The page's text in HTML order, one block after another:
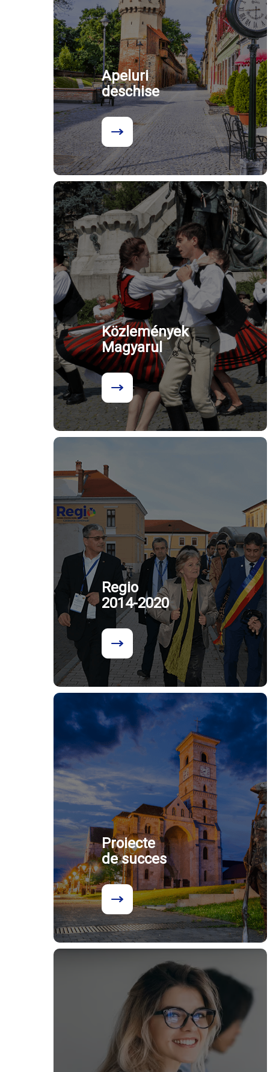
Apeluri
deschise
Közlemények
Magyarul
Regio
2014-2020
Proiecte
de succes